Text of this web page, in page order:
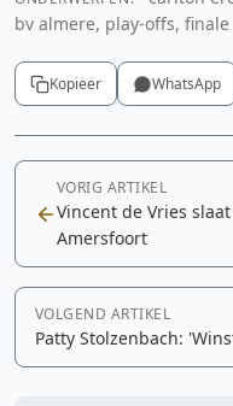
bv almere, play-offs, finale
Kopieer WhatsApp
VORIG ARTIKEL
Vincent de Vries
Amersfoort
VOLGEND ARTIKEL
Patty Stolzenbach: